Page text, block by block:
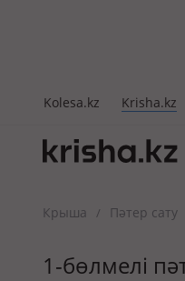
Kolesa.kz Krisha.kz
Крыша / Пәтер сату
1-бөлмелі